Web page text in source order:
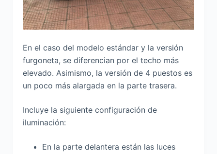
En el caso del modelo estándar y la versión
furgoneta, se diferencian por el techo más
elevado. Asimismo, la versión de 4 puestos es
un poco más alargada en la parte trasera.
Incluye la siguiente configuración de
iluminación:
En la parte delantera están las luces